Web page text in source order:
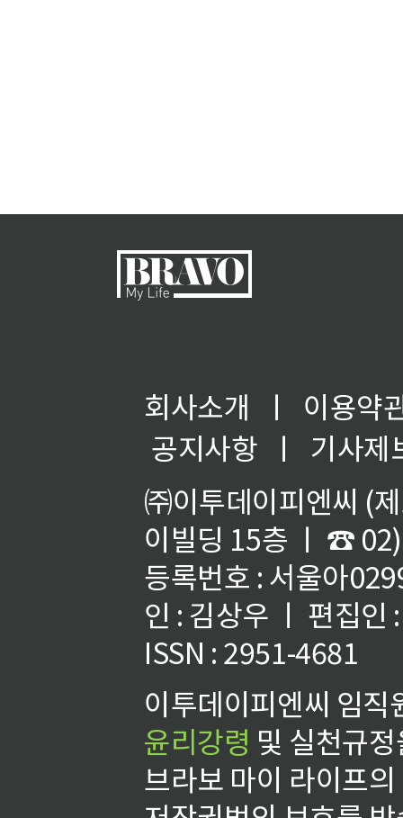
회사소개 ㅣ
이용약
공지사항
ㅣ
기사제
㈜이투데이피엔씨 (
이빌딩 15층 ㅣ ☎
등록번호 : 서울아
인 : 김상우 ㅣ 편집인
ISSN : 2951-4681
이투데이피엔씨 임
윤리강령 및 실천규
브라보 마이 라이프